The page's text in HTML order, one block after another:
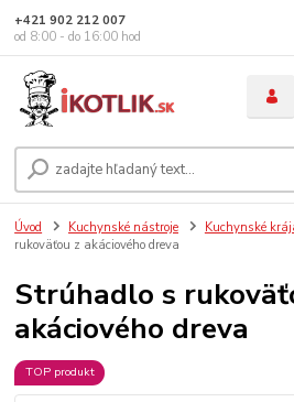
+421 902 212 007
od 8:00 - do 16:00 hod
Úvod Kuchynské nástroje Kuchynské
rukoväťou z akáciového dreva
Strúhadlo s
akáciového dreva
TOP produkt